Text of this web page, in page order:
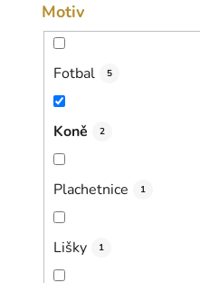
Motiv
Fotbal 5
Koně 2
Plachetnice 1
Lišky 1